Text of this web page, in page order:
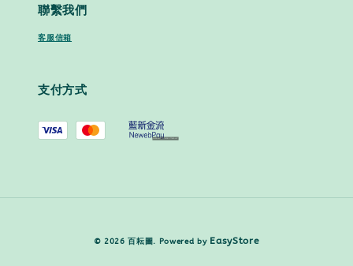
聯繫我們
客服信箱
支付方式
© 2026 百耘圖. Powered by EasyStore